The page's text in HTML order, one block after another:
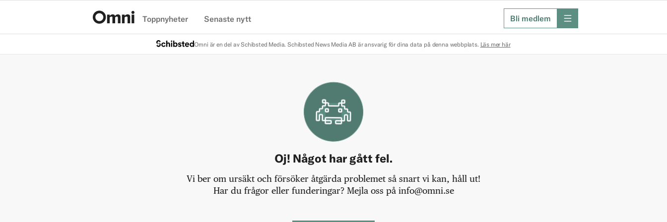
Toppnyheter Senaste nytt Bli medlem meny
Omni är en del av Schibsted Media. Schibsted News Media AB är ansvarig för dina data på denna webbplats. Läs mer här
Oj! Något har gått fel.
Vi ber om ursäkt och försöker åtgärda problemet så snart vi kan, håll ut!
Har du frågor eller funderingar? Mejla oss på info@omni.se